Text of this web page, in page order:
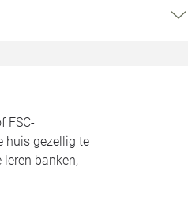
FSC-
huis gezellig te
banken,